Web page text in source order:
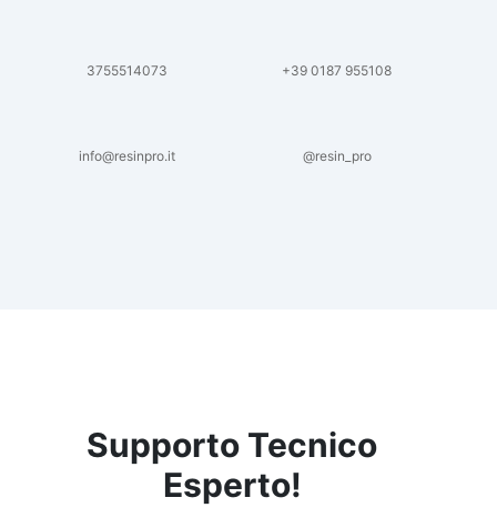
3755514073 +39 0187 955108
info@resinpro.it @resin_pro
Supporto Tecnico
Esperto!